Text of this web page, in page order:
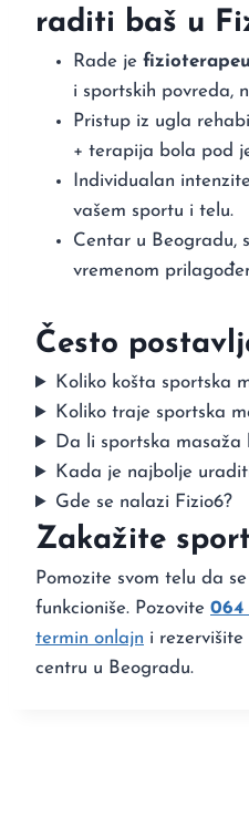
raditi baš u
Rade je
i sportskih povreda,
Pristup iz ugla
+ terapija bola pod
Individualan
vašem sportu i telu.
Centar u Beogradu,
vremenom
Često
Koliko košta sportska
Koliko traje sportska
Da li sportska masaža
Kada je najbolje
Gde se nalazi Fizio6?
Zakažite
Pomozite svom telu da
funkcioniše. Pozovite 064
termin onlajn i rezervišite
centru u Beogradu.